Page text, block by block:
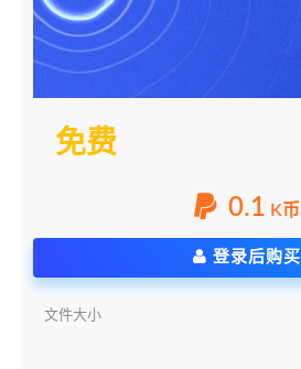
免费
0.1 K币
登录后购买
文件大小